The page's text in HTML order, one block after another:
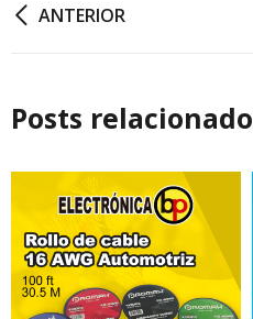
ANTERIOR
Posts